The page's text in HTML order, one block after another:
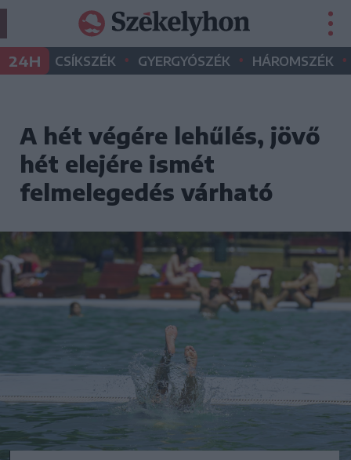
24H CSÍKSZÉK • GYERGYÓSZÉK • HÁROMSZÉK •
A hét végére lehűlés, jövő
hét elejére ismét
felmelegedés várható